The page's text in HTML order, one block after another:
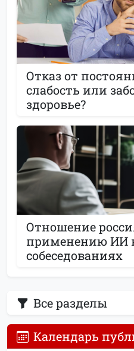
Все разделы
Календарь
Отказ от
слабость или
здоровье?
Отношение
применению ИИ
собеседованиях